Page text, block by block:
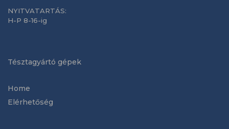
NYITVATARTÁS:
H-P 8-16-ig
Tésztagyártó gépek
Home
Elérhetőség